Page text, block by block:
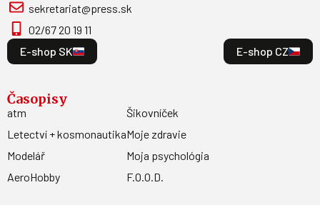
sekretariat@press.sk
02/67 20 19 11
E-shop SK
E-shop CZ
Časopisy
atm
Letectví + kosmonautika
Modelář
AeroHobby
Šikovníček
Moje zdravie
Moja psychológia
F.O.O.D.